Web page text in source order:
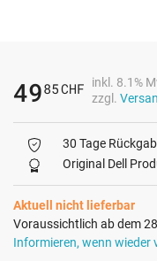
4985CHF
inkl. 8.1%
zzgl.
30 Tage
Original Dell
Aktuell nicht lieferbar
Voraussichtlich ab dem
Informieren, wenn wieder